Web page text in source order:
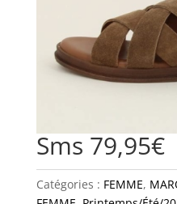
Sms 79,95€
Catégories : FEMME,